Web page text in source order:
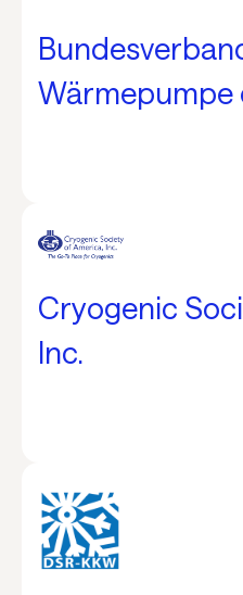
Wärmepumpe
Cryogenic
Inc.